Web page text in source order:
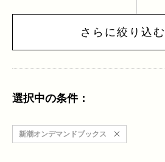
さらに絞り込む
選択中の条件：
新潮オンデマンドブックス